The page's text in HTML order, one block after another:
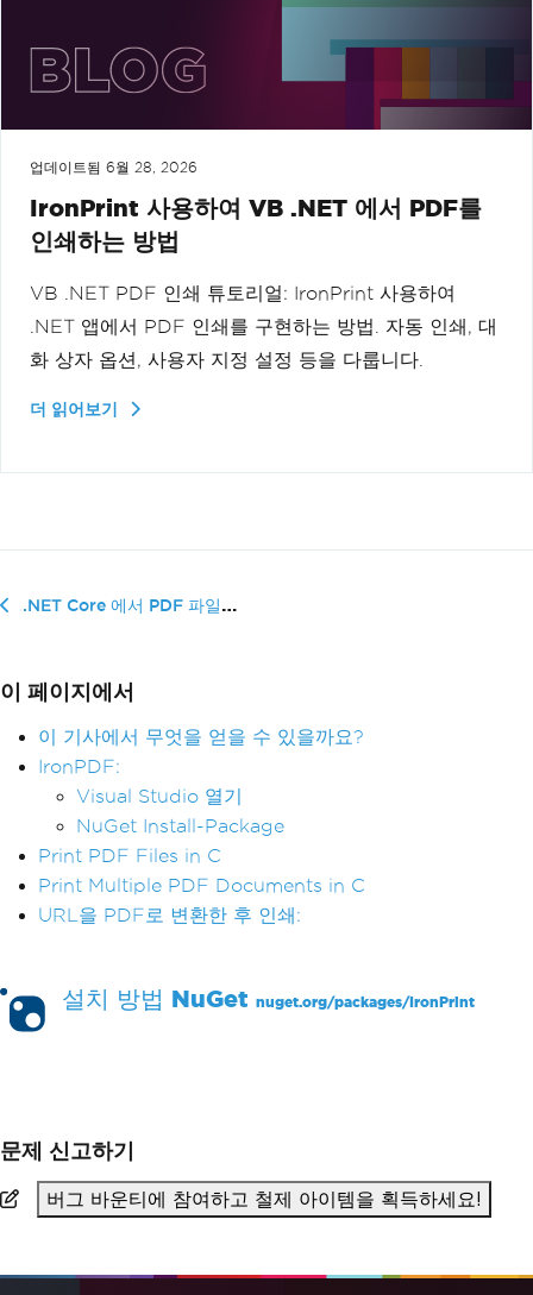
업데이트됨 6월 28, 2026
IronPrint 사용하여 VB .NET 에서 PDF를
인쇄하는 방법
VB .NET PDF 인쇄 튜토리얼: IronPrint 사용하여
.NET 앱에서 PDF 인쇄를 구현하는 방법. 자동 인쇄, 대
화 상자 옵션, 사용자 지정 설정 등을 다룹니다.
더 읽어보기
.NET Core 에서 PDF 파일을 인쇄하는 방법
이 페이지에서
이 기사에서 무엇을 얻을 수 있을까요?
IronPDF:
Visual Studio 열기
NuGet Install-Package
Print PDF Files in C
Print Multiple PDF Documents in C
URL을 PDF로 변환한 후 인쇄:
설치 방법 NuGet nuget.org/packages/IronPrint
문제 신고하기
버그 바운티에 참여하고 철제 아이템을 획득하세요!